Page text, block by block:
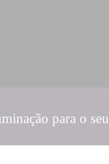
para o seu